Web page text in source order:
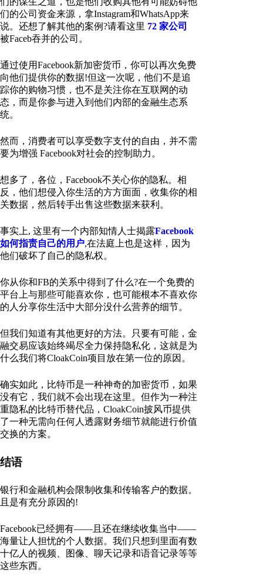
们的公司资金来源，拿Instagram和WhatsApp来
说。还想了解其他的案例?请看这里 72 家公司
被Faceb吞并的公司。
通过使用Facebook新加密货币，你可以再次免费
向他们提供你的数据!但这一次呢，他们不是追
踪你的购物习惯，也不是关注你在互联网的动
态，而是你参与进入到他们内部的金融生态系
统。
然而，消费者可以享受数字支付的自由，并不需
要为增强 Facebook对社会的控制助力。
想多了，各位，Facebook不关心你的隐私。相
反，他们想侵入你生活的方方面面，收集你的相
关数据，然后转手出售这些数据来获利。
事实上, 这里有一个内部知情人士揭露Facebook
如何指责自己的用户,在法庭上也是这样，因为
他们破坏了自己的隐私权。
你从你和FB的关系中得到了什么?在一个免费的
平台上与那些可能喜欢你，也可能根本不喜欢你
的人分享你生活中大部分没什么营养的细节。
但我们知道有其他更好的方法。只要有可能，金
融交易应该始终竭尽全力保持隐私化，这就是为
什么我们将CloakCoin项目放在第一位的原因。
确实如此，比特币是一种神奇的加密货币，如果
没有它，我们就不会出现在这里。但作为一种注
重隐私的比特币替代品，CloakCoin披风币提供
了一种无需向任何人透露财务细节就能进行价值
交换的方案。
结语
银行和金融机构会限制收集和传输客户的数据。
且是有充分原因的!
Facebook已经拥有——且还在继续收集当中——
海量让人担忧的个人数据。我们只想到里面有数
十亿人的视频、图像、聊天记录和语音记录等等
这些东西。